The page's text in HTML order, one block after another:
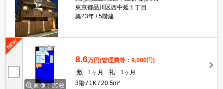
東京都品川区西中延１丁目
築23年
5階建
画像：20枚
8.6万円(管理費等：9,000円)
敷
1ヶ月 礼
1ヶ月
3階
1K 20.5m²